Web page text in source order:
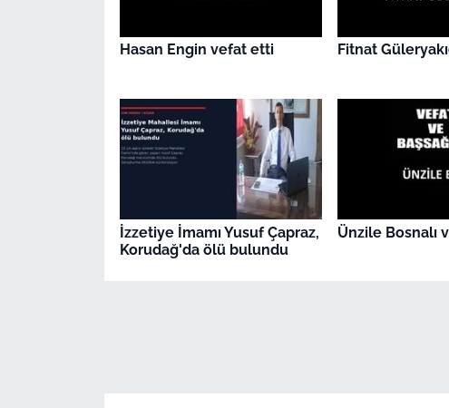
Hasan Engin vefat etti Fitnat
İzzetiye İmamı Yusuf Çapraz,
Korudağ'da ölü bulundu
Ünzile Bosnalı